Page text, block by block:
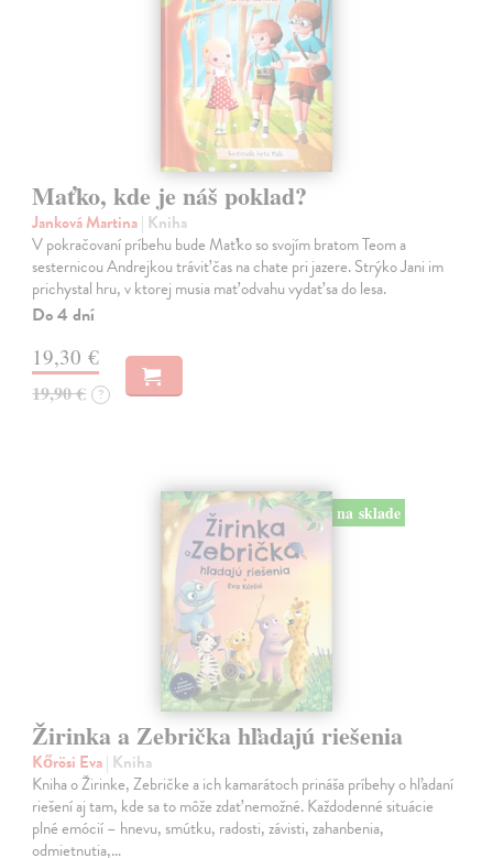
Maťko, kde je náš poklad?
Janková Martina| Kniha
V pokračovaní príbehu bude Maťko so svojím bratom Teom a
sesternicou Andrejkou tráviť čas na chate pri jazere. Strýko Jani im
prichystal hru, v ktorej musia mať odvahu vydať sa do lesa.
Do 4 dní
19,30 €
19,90 € ?
na sklade
Žirinka a Zebrička hľadajú riešenia
Kőrösi Eva| Kniha
Kniha o Žirinke, Zebričke a ich kamarátoch prináša príbehy o hľadaní
riešení aj tam, kde sa to môže zdať nemožné. Každodenné situácie
plné emócií – hnevu, smútku, radosti, závisti, zahanbenia,
odmietnutia,…